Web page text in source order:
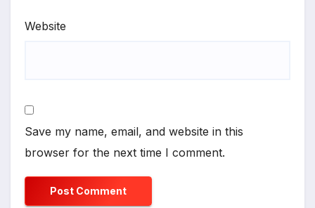
Website
Save my name, email, and website in this
browser for the next time I comment.